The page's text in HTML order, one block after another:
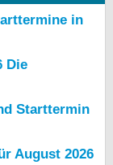
in
Die
Starttermin
August 2026